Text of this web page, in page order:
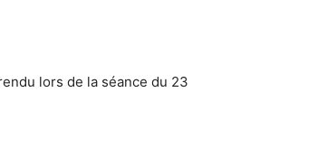
lors de la séance du 23